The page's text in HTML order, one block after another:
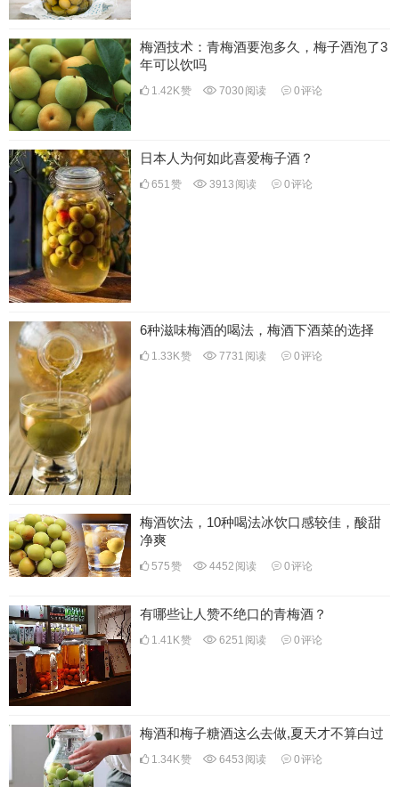
梅酒技术：青梅酒要泡多久，梅子酒泡了3
年可以饮吗
1.42K赞 7030 阅读 0评论
日本人为何如此喜爱梅子酒？
651 赞 3913 阅读 0评论
6种滋味梅酒的喝法，梅酒下酒菜的选择
1.33K赞 7731 阅读 0评论
梅酒饮法，10种喝法冰饮口感较佳，酸甜
净爽
575赞 4452 阅读 0评论
有哪些让人赞不绝口的青梅酒？
1.41K赞 6251 阅读 0评论
梅酒和梅子糖酒这么去做,夏天才不算白过
1.34K赞 6453 阅读 0评论